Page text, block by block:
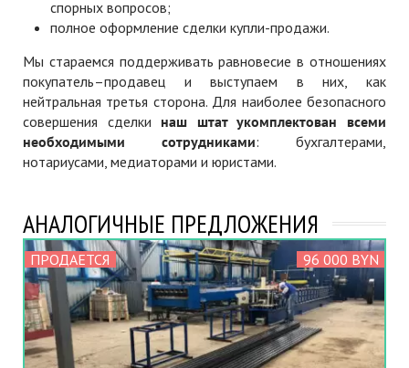
спорных вопросов;
полное оформление сделки купли-продажи.
Мы стараемся поддерживать равновесие в отношениях
покупатель–продавец и выступаем в них, как
нейтральная третья сторона. Для наиболее безопасного
совершения сделки наш штат укомплектован всеми
необходимыми сотрудниками: бухгалтерами,
нотариусами, медиаторами и юристами.
АНАЛОГИЧНЫЕ ПРЕДЛОЖЕНИЯ
ПРОДАЕТСЯ 96 000 BYN